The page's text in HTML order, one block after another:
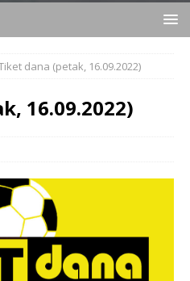
dana (petak, 16.09.2022)
16.09.2022)